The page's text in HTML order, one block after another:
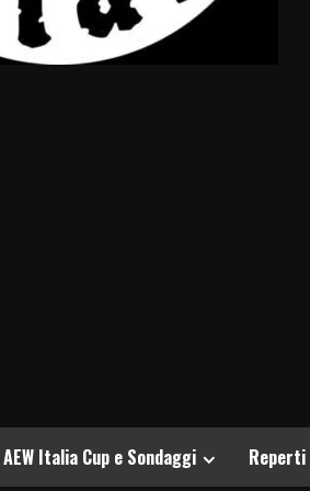
AEW Italia Cup e Sondaggi Reperti